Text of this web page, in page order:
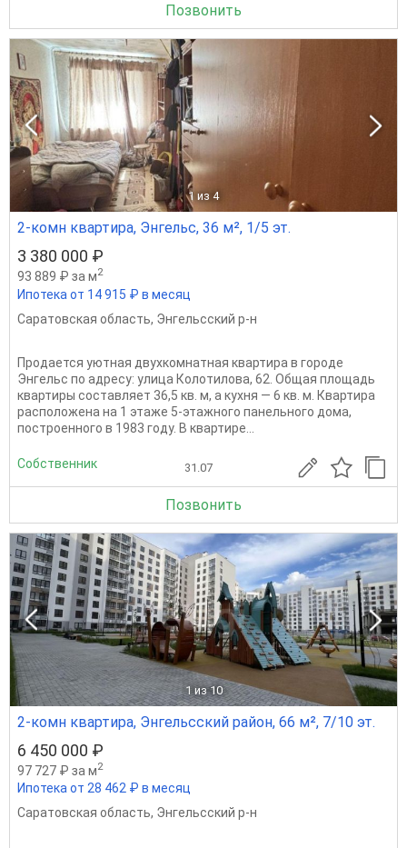
Позвонить
1 из 4
2-комн квартира, Энгельс, 36 м², 1/5 эт.
3 380 000 ₽
93 889 ₽ за м2
Ипотека от 14 915 ₽ в месяц
Саратовская область, Энгельсский р-н
Продается уютная двухкомнатная квартира в городе
Энгельс по адресу: улица Колотилова, 62. Общая площадь
квартиры составляет 36,5 кв. м, а кухня — 6 кв. м. Квартира
расположена на 1 этаже 5-этажного панельного дома,
построенного в 1983 году. В квартире...
Собственник 31.07
Позвонить
1 из 10
2-комн квартира, Энгельсский район, 66 м², 7/10 эт.
6 450 000 ₽
97 727 ₽ за м2
Ипотека от 28 462 ₽ в месяц
Саратовская область, Энгельсский р-н